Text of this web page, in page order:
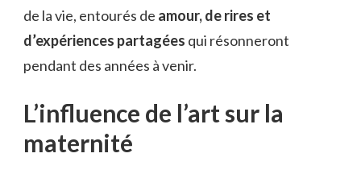
de la vie, entourés de amour, de rires et
d’expériences partagées qui résonneront
pendant des années à venir.
L’influence de l’art sur la
maternité